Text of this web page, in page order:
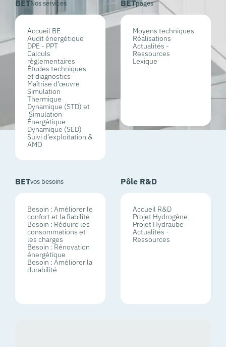
BETNos services
Accueil BE
Audit énergétique
DPE - PPT
Calculs
règlementaires
Études techniques
et diagnostics
Maîtrise d’œuvre
Simulation
Thermique
Dynamique (STD) et
Simulation
Énergétique
Dynamique (SED)
Suivi d’exploitation &
AMO
BETpages
Moyens techniques
Réalisations
Actualités -
Ressources
Lexique
BETvos besoins
Besoin : Améliorer le
confort et la fiabilité
Besoin : Réduire les
consommations et
les charges
Besoin : Rénovation
énergétique
Besoin : Améliorer la
durabilité
Pôle R&D
Accueil R&D
Projet Hydrogène
Projet Hydraube
Actualités -
Ressources